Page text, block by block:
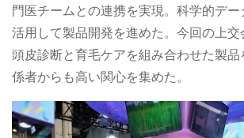
門医チームとの連携を実現。科学的デ
活用して製品開発を進めた。今回の上
頭皮診断と育毛ケアを組み合わせた製
係者からも高い関心を集めた。